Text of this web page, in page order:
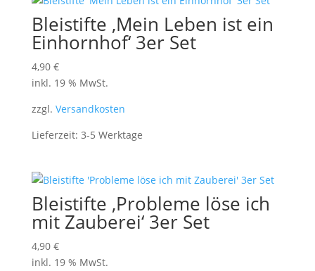
Bleistifte ‚Mein Leben ist ein
Einhornhof‘ 3er Set
4,90 €
inkl. 19 % MwSt.
zzgl. Versandkosten
Lieferzeit: 3-5 Werktage
Bleistifte ‚Probleme löse ich
mit Zauberei‘ 3er Set
4,90 €
inkl. 19 % MwSt.